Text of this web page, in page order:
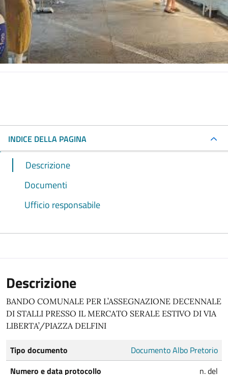
INDICE DELLA PAGINA
Descrizione
Documenti
Ufficio responsabile
Descrizione
BANDO COMUNALE PER L’ASSEGNAZIONE DECENNALE
DI STALLI PRESSO IL MERCATO SERALE ESTIVO DI VIA
LIBERTA’/PIAZZA DELFINI
Tipo documento
Documento Albo Pretorio
Numero e data protocollo
n. del